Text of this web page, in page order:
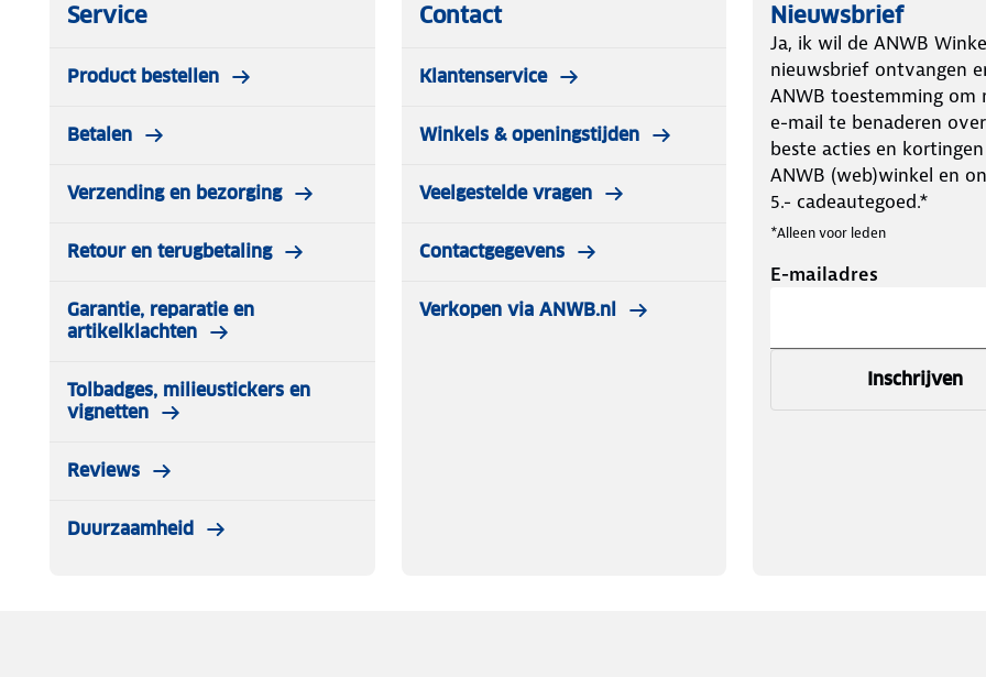
Service
Product bestellen
Betalen
Verzending en bezorging
Retour en terugbetaling
Garantie, reparatie en
artikelklachten
Tolbadges, milieustickers en
vignetten
Reviews
Duurzaamheid
Contact
Klantenservice
Winkels & openingstijden
Veelgestelde vragen
Contactgegevens
Verkopen via ANWB.nl
Nieuwsbrief
Ja, ik wil de ANWB
nieuwsbrief ontvangen
ANWB toestemming om
e-mail te benaderen
beste acties en
ANWB (web)winkel en
5.- cadeautegoed.*
*Alleen voor leden
E-mailadres
Inschrijven